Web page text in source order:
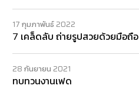
17 กุมภาพันธ์ 2022
7 เคล็ดลับ ถ่ายรูปสวยด้วยมือถือ
28 กันยายน 2021
ทบทวนงานเฟด